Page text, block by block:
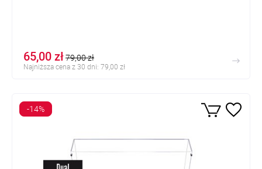
65,00 zł79,00 zł
Najniższa cena z 30 dni: 79,00 zł
-14%